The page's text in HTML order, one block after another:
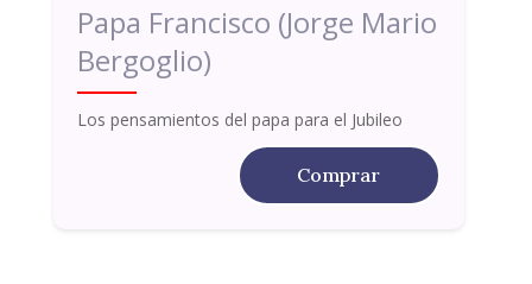
Papa Francisco (Jorge Mario
Bergoglio)
Los pensamientos del papa para el Jubileo
Comprar